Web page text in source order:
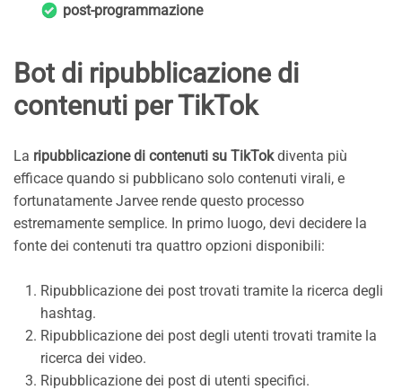
post-programmazione
Bot di ripubblicazione di
contenuti per TikTok
La ripubblicazione di contenuti su TikTokdiventa più
efficace quando si pubblicano solo contenuti virali, e
fortunatamente Jarvee rende questo processo
estremamente semplice. In primo luogo, devi decidere la
fonte dei contenuti tra quattro opzioni disponibili:
Ripubblicazione dei post trovati tramite la ricerca degli
hashtag.
Ripubblicazione dei post degli utenti trovati tramite la
ricerca dei video.
Ripubblicazione dei post di utenti specifici.